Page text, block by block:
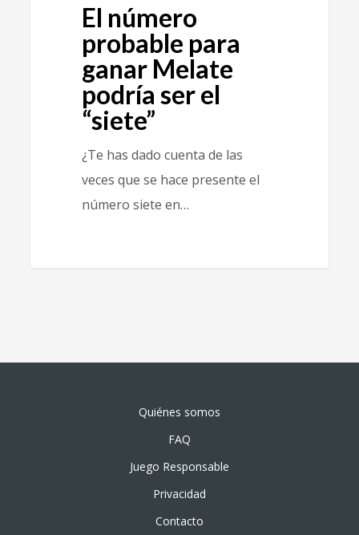
El número
probable para
ganar Melate
podría ser el
“siete”
¿Te has dado cuenta de las
veces que se hace presente el
número siete en…
Quiénes somos
FAQ
Juego Responsable
Privacidad
Contacto